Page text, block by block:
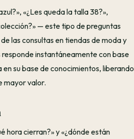
«¿Les queda la talla 38?»,
— este tipo de preguntas
las consultas en tiendas de moda y
instantáneamente con base
su base de conocimientos, liberando
mayor valor.
hora cierran?» y «¿dónde están